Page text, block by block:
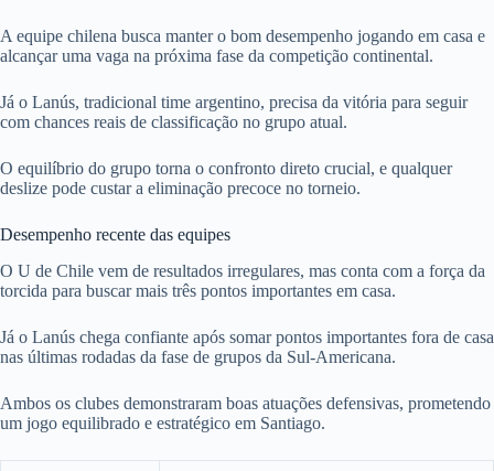
A equipe chilena busca manter o bom desempenho jogando em casa e
alcançar uma vaga na próxima fase da competição continental.
Já o Lanús, tradicional time argentino, precisa da vitória para seguir
com chances reais de classificação no grupo atual.
O equilíbrio do grupo torna o confronto direto crucial, e qualquer
deslize pode custar a eliminação precoce no torneio.
Desempenho recente das equipes
O U de Chile vem de resultados irregulares, mas conta com a força da
torcida para buscar mais três pontos importantes em casa.
Já o Lanús chega confiante após somar pontos importantes fora de casa
nas últimas rodadas da fase de grupos da Sul-Americana.
Ambos os clubes demonstraram boas atuações defensivas, prometendo
um jogo equilibrado e estratégico em Santiago.